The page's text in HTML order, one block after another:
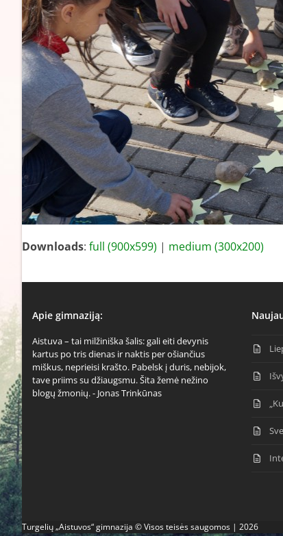
Downloads: full (900x599) | medium (300x200)
Apie gimnaziją:
Aistuva – tai milžiniška šalis: gali eiti devynis
kartus po tris dienas ir naktis per ošiančius
miškus, neprieisi krašto. Pabelsk į duris, nebijok,
tave priims su džiaugsmu. Šita žemė nežino
blogų žmonių. - Jonas Trinkūnas
Turgelių „Aistuvos“ gimnazija © Visos teisės saugomos | 2026